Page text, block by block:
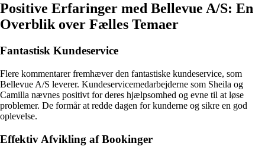
Positive Erfaringer med Bellevue A/S: En
Overblik over Fælles Temaer
Fantastisk Kundeservice
Flere kommentarer fremhæver den fantastiske kundeservice, som
Bellevue A/S leverer. Kundeservicemedarbejderne som Sheila og
Camilla nævnes positivt for deres hjælpsomhed og evne til at løse
problemer. De formår at redde dagen for kunderne og sikre en god
oplevelse.
Effektiv Afvikling af Bookinger